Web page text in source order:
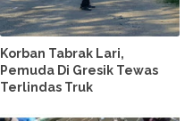
Korban Tabrak Lari,
Pemuda Di Gresik Tewas
Terlindas Truk